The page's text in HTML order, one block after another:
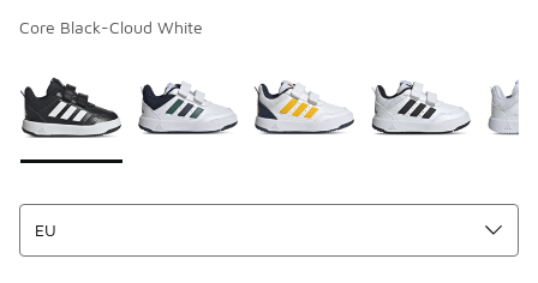
Core Black-Cloud White